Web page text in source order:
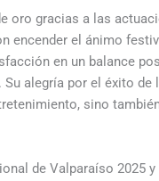
oro gracias a las
encender el ánimo
en un balance
alegría por el éxito de
sino
de Valparaíso 2025